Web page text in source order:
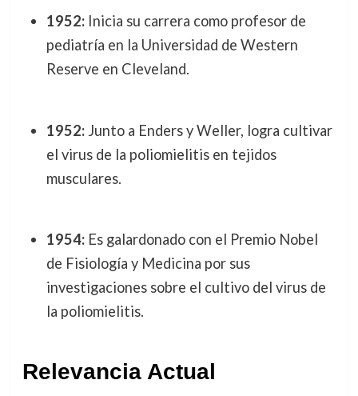
1952:Inicia su carrera como profesor de
pediatría en la Universidad de Western
Reserve en Cleveland.
1952:Junto a Enders y Weller, logra cultivar
el virus de la poliomielitis en tejidos
musculares.
1954:Es galardonado con el Premio Nobel
de Fisiología y Medicina por sus
investigaciones sobre el cultivo del virus de
la poliomielitis.
Relevancia Actual